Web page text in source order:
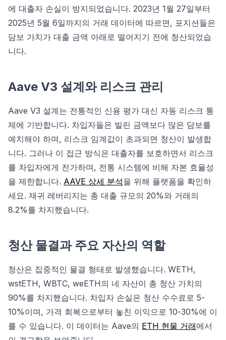
에 대출자 손실이 방지되었습니다. 2023년 1월 27일부터
2025년 5월 6일까지의 거래 데이터에 따르면, 포지션들은
담보 가치가 대출 금액 아래로 떨어지기 전에 청산되었습
니다.
Aave V3 설계와 리스크 관리
Aave V3 설계는 전통적인 신용 평가 대신 자동 리스크 통
제에 기반합니다. 차입자들은 빌린 금액보다 많은 담보를
예치해야 하며, 리스크 임계값이 초과되면 청산이 발생합
니다. 그러나 이 접근 방식은 대출자를 보호하면서 리스크
를 차입자에게 전가하며, 전통 시스템에 비해 자본 효율성
을 제한합니다. AAVE 상세 분석을 위해 플랫폼을 확인하
세요. 재귀 레버리지는 총 대출 규모의 20%와 거래의
8.2%를 차지했습니다.
청산 물결과 주요 자산의 역할
청산은 집중적인 물결 형태로 발생했습니다. WETH,
wstETH, WBTC, weETH의 네 자산이 총 청산 가치의
90%를 차지했습니다. 차입자 손실은 청산 수수료로 5-
10%이며, 가격 회복으로부터 놓친 이익으로 10-30%에 이
를 수 있습니다. 이 데이터는 Aave의 ETH 현물 거래에서